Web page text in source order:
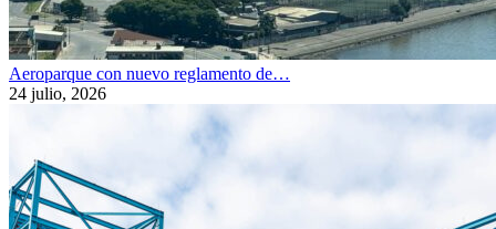
Aeroparque con nuevo reglamento de…
24 julio, 2026